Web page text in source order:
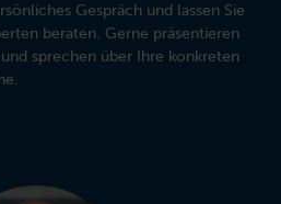
Gespräch und lassen Sie
beraten. Gerne präsentieren
sprechen über Ihre konkreten